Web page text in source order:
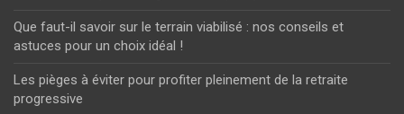
Que faut-il savoir sur le terrain viabilisé : nos conseils et
astuces pour un choix idéal !
Les pièges à éviter pour profiter pleinement de la retraite
progressive